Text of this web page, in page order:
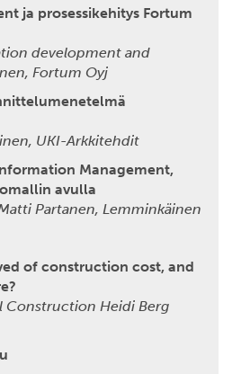
ja prosessikehitys Fortum
development and
Fortum Oyj
UKI-Arkkitehdit
Management,
avulla
Partanen, Lemminkäinen
of construction cost, and
Construction Heidi Berg